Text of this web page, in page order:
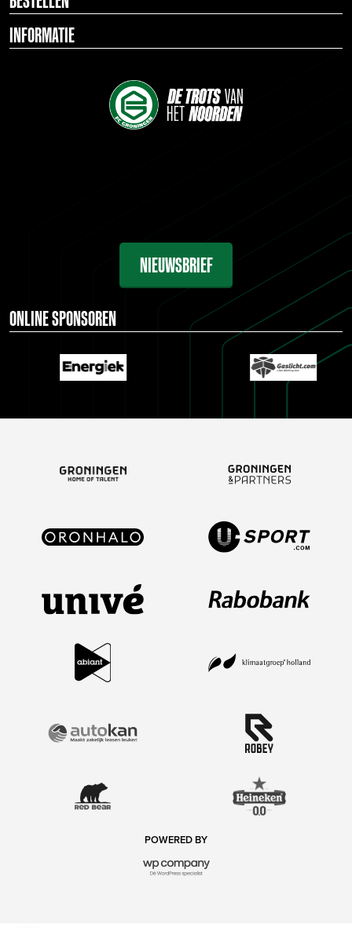
INFORMATIE
NIEUWSBRIEF
ONLINE SPONSOREN
POWERED BY